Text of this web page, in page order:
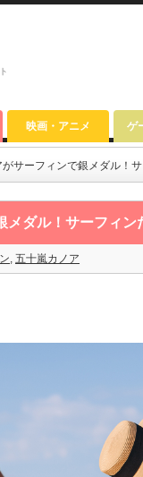
映画・アニメ ゲ
サーフィンで銀メダル！
メダル！サーフィン
, 五十嵐カノア